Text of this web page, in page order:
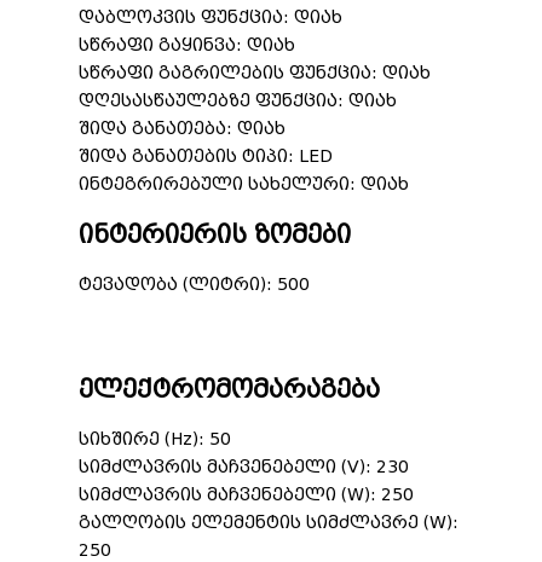
დაბლოკვის ფუნქცია: დიახ
სწრაფი გაყინვა: დიახ
სწრაფი გაგრილების ფუნქცია: დიახ
დღესასწაულებზე ფუნქცია: დიახ
შიდა განათება: დიახ
შიდა განათების ტიპი: LED
ინტეგრირებული სახელური: დიახ
ინტერიერის ზომები
ტევადობა (ლიტრი): 500
ელექტრომომარაგება
სიხშირე (Hz): 50
სიმძლავრის მაჩვენებელი (V): 230
სიმძლავრის მაჩვენებელი (W): 250
გალღობის ელემენტის სიმძლავრე (W):
250